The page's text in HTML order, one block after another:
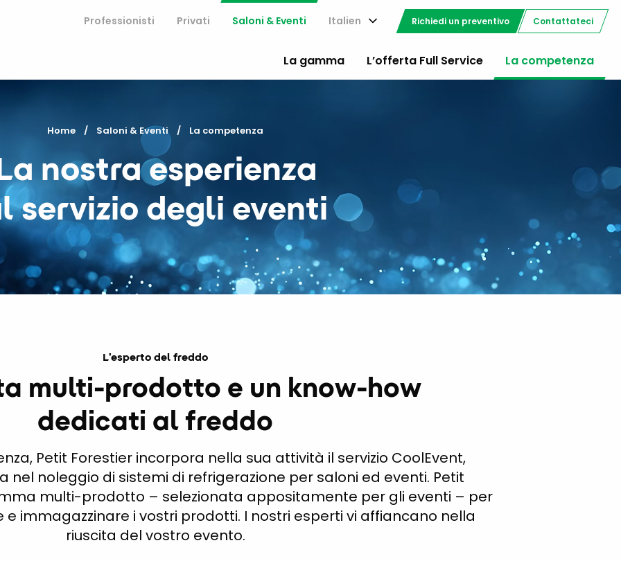
Professionisti Privati Saloni & Eventi Italien Richiedi un preventivo Contattateci
La gamma L’offerta Full Service La competenza
Home Saloni & Eventi Current:
La competenza
nostra esperienza
servizio degli eventi
L’esperto del freddo
multi-prodotto e un know-how
dedicati al freddo
Petit Forestier incorpora nella sua attività il servizio CoolEvent,
nel noleggio di sistemi di refrigerazione per saloni ed eventi. Petit
multi-prodotto – selezionata appositamente per gli eventi – per
immagazzinare i vostri prodotti. I nostri esperti vi affiancano nella
riuscita del vostro evento.